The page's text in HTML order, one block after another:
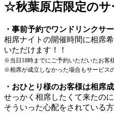
☆秋葉原店限定の
・事前予約でワンドリンクサー
相席ナイトの開催時間に相席
いただけます！！
※当日18時までにご予約いただいたお客
※相席が成立しなかった場合もサービス
・おひとり様のお客様は相席
せっかく相席したくて来たの
そういった心配をされている